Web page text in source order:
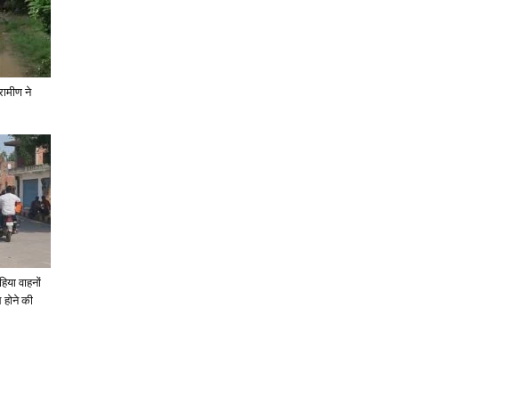
ने
वाहनों
होने की